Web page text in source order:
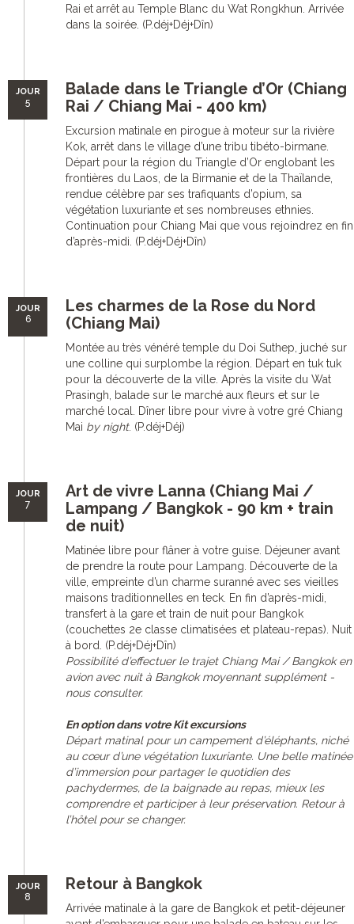
Rai et arrêt au Temple Blanc du Wat Rongkhun. Arrivée
dans la soirée. (P.déj+Déj+Dîn)
JOUR
5
Balade dans le Triangle d’Or (Chiang
Rai / Chiang Mai - 400 km)
Excursion matinale en pirogue à moteur sur la rivière
Kok, arrêt dans le village d’une tribu tibéto-birmane.
Départ pour la région du Triangle d’Or englobant les
frontières du Laos, de la Birmanie et de la Thaïlande,
rendue célèbre par ses trafiquants d’opium, sa
végétation luxuriante et ses nombreuses ethnies.
Continuation pour Chiang Mai que vous rejoindrez en fin
d’après-midi. (P.déj+Déj+Dîn)
JOUR
6
Les charmes de la Rose du Nord
(Chiang Mai)
Montée au très vénéré temple du Doi Suthep, juché sur
une colline qui surplombe la région. Départ en tuk tuk
pour la découverte de la ville. Après la visite du Wat
Prasingh, balade sur le marché aux fleurs et sur le
marché local. Dîner libre pour vivre à votre gré Chiang
Mai by night. (P.déj+Déj)
JOUR
7
Art de vivre Lanna (Chiang Mai /
Lampang / Bangkok - 90 km + train
de nuit)
Matinée libre pour flâner à votre guise. Déjeuner avant
de prendre la route pour Lampang. Découverte de la
ville, empreinte d’un charme suranné avec ses vieilles
maisons traditionnelles en teck. En fin d’après-midi,
transfert à la gare et train de nuit pour Bangkok
(couchettes 2e classe climatisées et plateau-repas). Nuit
à bord. (P.déj+Déj+Dîn)
Possibilité d’effectuer le trajet Chiang Mai / Bangkok en
avion avec nuit à Bangkok moyennant supplément -
nous consulter.
En option dans votre Kit excursions
Départ matinal pour un campement d’éléphants, niché
au cœur d’une végétation luxuriante. Une belle matinée
d’immersion pour partager le quotidien des
pachydermes, de la baignade au repas, mieux les
comprendre et participer à leur préservation. Retour à
l’hôtel pour se changer.
JOUR
8
Retour à Bangkok
Arrivée matinale à la gare de Bangkok et petit-déjeuner